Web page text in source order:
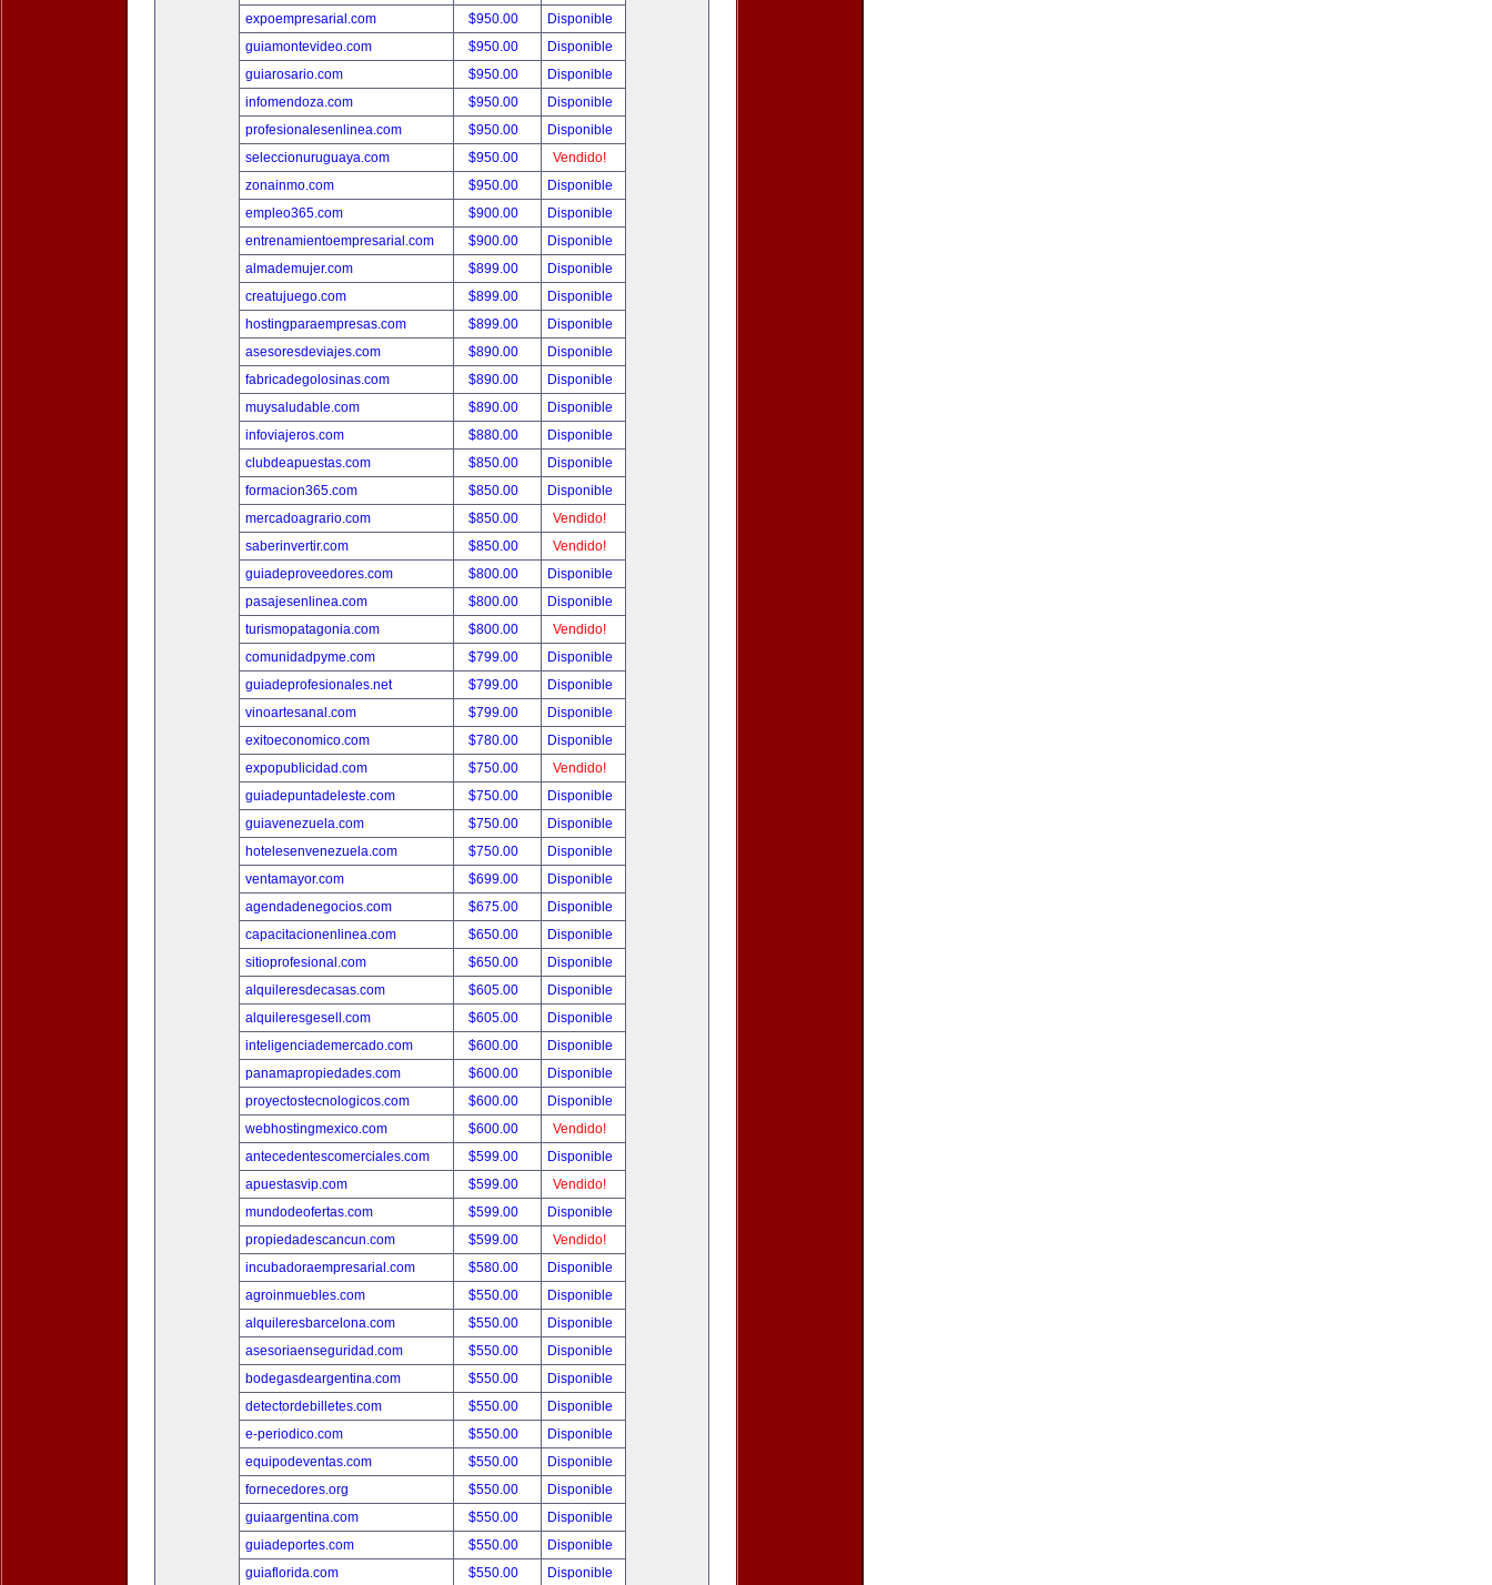
expoempresarial.com
$950.00
Disponible
guiamontevideo.com
$950.00
Disponible
guiarosario.com
$950.00
Disponible
infomendoza.com
$950.00
Disponible
profesionalesenlinea.com
$950.00
Disponible
seleccionuruguaya.com
$950.00
Vendido!
zonainmo.com
$950.00
Disponible
empleo365.com
$900.00
Disponible
entrenamientoempresarial.com
$900.00
Disponible
almademujer.com
$899.00
Disponible
creatujuego.com
$899.00
Disponible
hostingparaempresas.com
$899.00
Disponible
asesoresdeviajes.com
$890.00
Disponible
fabricadegolosinas.com
$890.00
Disponible
muysaludable.com
$890.00
Disponible
infoviajeros.com
$880.00
Disponible
clubdeapuestas.com
$850.00
Disponible
formacion365.com
$850.00
Disponible
mercadoagrario.com
$850.00
Vendido!
saberinvertir.com
$850.00
Vendido!
guiadeproveedores.com
$800.00
Disponible
pasajesenlinea.com
$800.00
Disponible
turismopatagonia.com
$800.00
Vendido!
comunidadpyme.com
$799.00
Disponible
guiadeprofesionales.net
$799.00
Disponible
vinoartesanal.com
$799.00
Disponible
exitoeconomico.com
$780.00
Disponible
expopublicidad.com
$750.00
Vendido!
guiadepuntadeleste.com
$750.00
Disponible
guiavenezuela.com
$750.00
Disponible
hotelesenvenezuela.com
$750.00
Disponible
ventamayor.com
$699.00
Disponible
agendadenegocios.com
$675.00
Disponible
capacitacionenlinea.com
$650.00
Disponible
sitioprofesional.com
$650.00
Disponible
alquileresdecasas.com
$605.00
Disponible
alquileresgesell.com
$605.00
Disponible
inteligenciademercado.com
$600.00
Disponible
panamapropiedades.com
$600.00
Disponible
proyectostecnologicos.com
$600.00
Disponible
webhostingmexico.com
$600.00
Vendido!
antecedentescomerciales.com
$599.00
Disponible
apuestasvip.com
$599.00
Vendido!
mundodeofertas.com
$599.00
Disponible
propiedadescancun.com
$599.00
Vendido!
incubadoraempresarial.com
$580.00
Disponible
agroinmuebles.com
$550.00
Disponible
alquileresbarcelona.com
$550.00
Disponible
asesoriaenseguridad.com
$550.00
Disponible
bodegasdeargentina.com
$550.00
Disponible
detectordebilletes.com
$550.00
Disponible
e-periodico.com
$550.00
Disponible
equipodeventas.com
$550.00
Disponible
fornecedores.org
$550.00
Disponible
guiaargentina.com
$550.00
Disponible
guiadeportes.com
$550.00
Disponible
guiaflorida.com
$550.00 Disponible